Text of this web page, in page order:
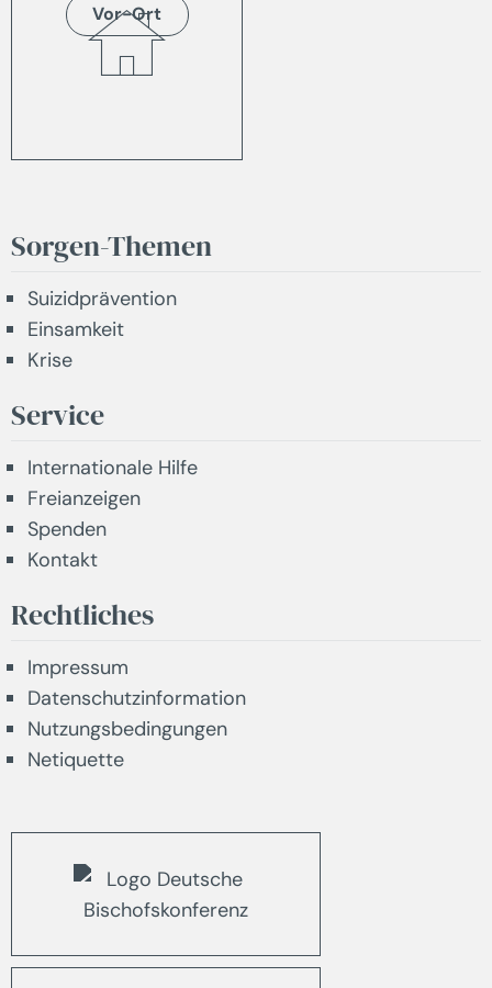
Vor-Ort
Sorgen-Themen
Suizidprävention
Einsamkeit
Krise
Service
Internationale Hilfe
Freianzeigen
Spenden
Kontakt
Rechtliches
Impressum
Datenschutzinformation
Nutzungsbedingungen
Netiquette